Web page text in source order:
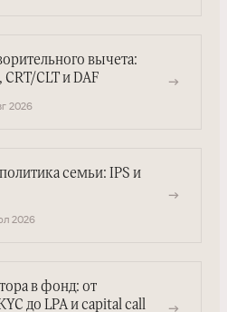
вычета:
CLT и DAF
2026
→
семьи: IPS и
2026
→
в фонд: от
до LPA и capital call